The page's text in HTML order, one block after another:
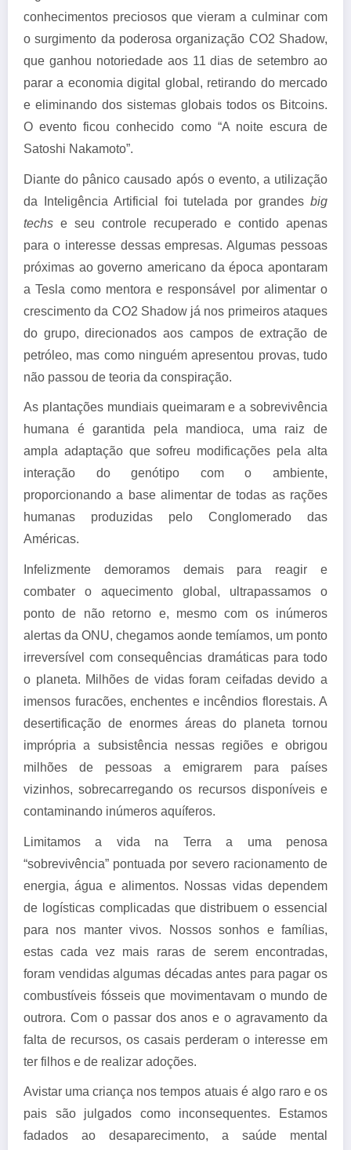
conhecimentos preciosos que vieram a culminar com
o surgimento da poderosa organização CO2 Shadow,
que ganhou notoriedade aos 11 dias de setembro ao
parar a economia digital global, retirando do mercado
e eliminando dos sistemas globais todos os Bitcoins.
O evento ficou conhecido como “A noite escura de
Satoshi Nakamoto”.
Diante do pânico causado após o evento, a utilização
da Inteligência Artificial foi tutelada por grandes big
techs e seu controle recuperado e contido apenas
para o interesse dessas empresas. Algumas pessoas
próximas ao governo americano da época apontaram
a Tesla como mentora e responsável por alimentar o
crescimento da CO2 Shadow já nos primeiros ataques
do grupo, direcionados aos campos de extração de
petróleo, mas como ninguém apresentou provas, tudo
não passou de teoria da conspiração.
As plantações mundiais queimaram e a sobrevivência
humana é garantida pela mandioca, uma raiz de
ampla adaptação que sofreu modificações pela alta
interação do genótipo com o ambiente,
proporcionando a base alimentar de todas as rações
humanas produzidas pelo Conglomerado das
Américas.
Infelizmente demoramos demais para reagir e
combater o aquecimento global, ultrapassamos o
ponto de não retorno e, mesmo com os inúmeros
alertas da ONU, chegamos aonde temíamos, um ponto
irreversível com consequências dramáticas para todo
o planeta. Milhões de vidas foram ceifadas devido a
imensos furacões, enchentes e incêndios florestais. A
desertificação de enormes áreas do planeta tornou
imprópria a subsistência nessas regiões e obrigou
milhões de pessoas a emigrarem para países
vizinhos, sobrecarregando os recursos disponíveis e
contaminando inúmeros aquíferos.
Limitamos a vida na Terra a uma penosa
“sobrevivência” pontuada por severo racionamento de
energia, água e alimentos. Nossas vidas dependem
de logísticas complicadas que distribuem o essencial
para nos manter vivos. Nossos sonhos e famílias,
estas cada vez mais raras de serem encontradas,
foram vendidas algumas décadas antes para pagar os
combustíveis fósseis que movimentavam o mundo de
outrora. Com o passar dos anos e o agravamento da
falta de recursos, os casais perderam o interesse em
ter filhos e de realizar adoções.
Avistar uma criança nos tempos atuais é algo raro e os
pais são julgados como inconsequentes. Estamos
fadados ao desaparecimento, a saúde mental